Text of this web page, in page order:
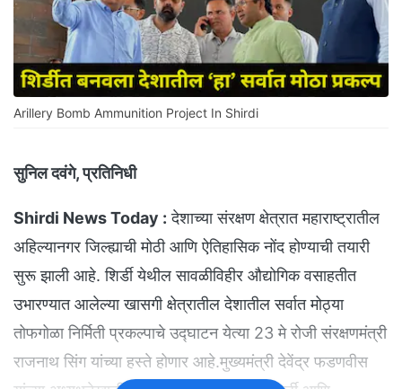
Arillery Bomb Ammunition Project In Shirdi
सुनिल दवंगे, प्रतिनिधी
Shirdi News Today : देशाच्या संरक्षण क्षेत्रात महाराष्ट्रातील
अहिल्यानगर जिल्ह्याची मोठी आणि ऐतिहासिक नोंद होण्याची तयारी
सुरू झाली आहे. शिर्डी येथील सावळीविहीर औद्योगिक वसाहतीत
उभारण्यात आलेल्या खासगी क्षेत्रातील देशातील सर्वात मोठ्या
तोफगोळा निर्मिती प्रकल्पाचे उद्घाटन येत्या 23 मे रोजी संरक्षणमंत्री
राजनाथ सिंग यांच्या हस्ते होणार आहे.मुख्यमंत्री देवेंद्र फडणवीस